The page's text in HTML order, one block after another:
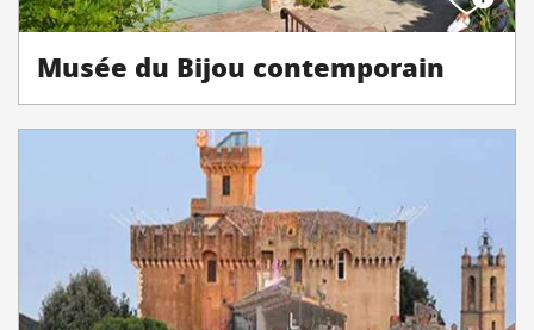
Musée du Bijou contemporain